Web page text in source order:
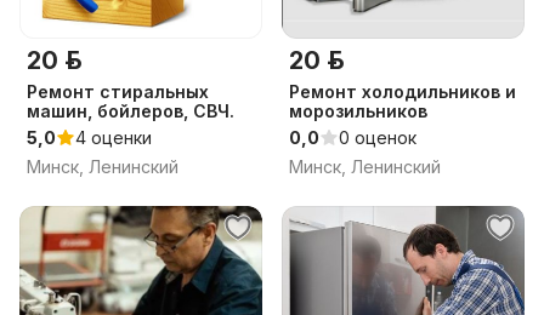
20 р.
Ремонт стиральных
машин, бойлеров, СВЧ.
5,0
4 оценки
Минск, Ленинский
20 р.
Ремонт холодильников и
морозильников
0,0
0 оценок
Минск, Ленинский